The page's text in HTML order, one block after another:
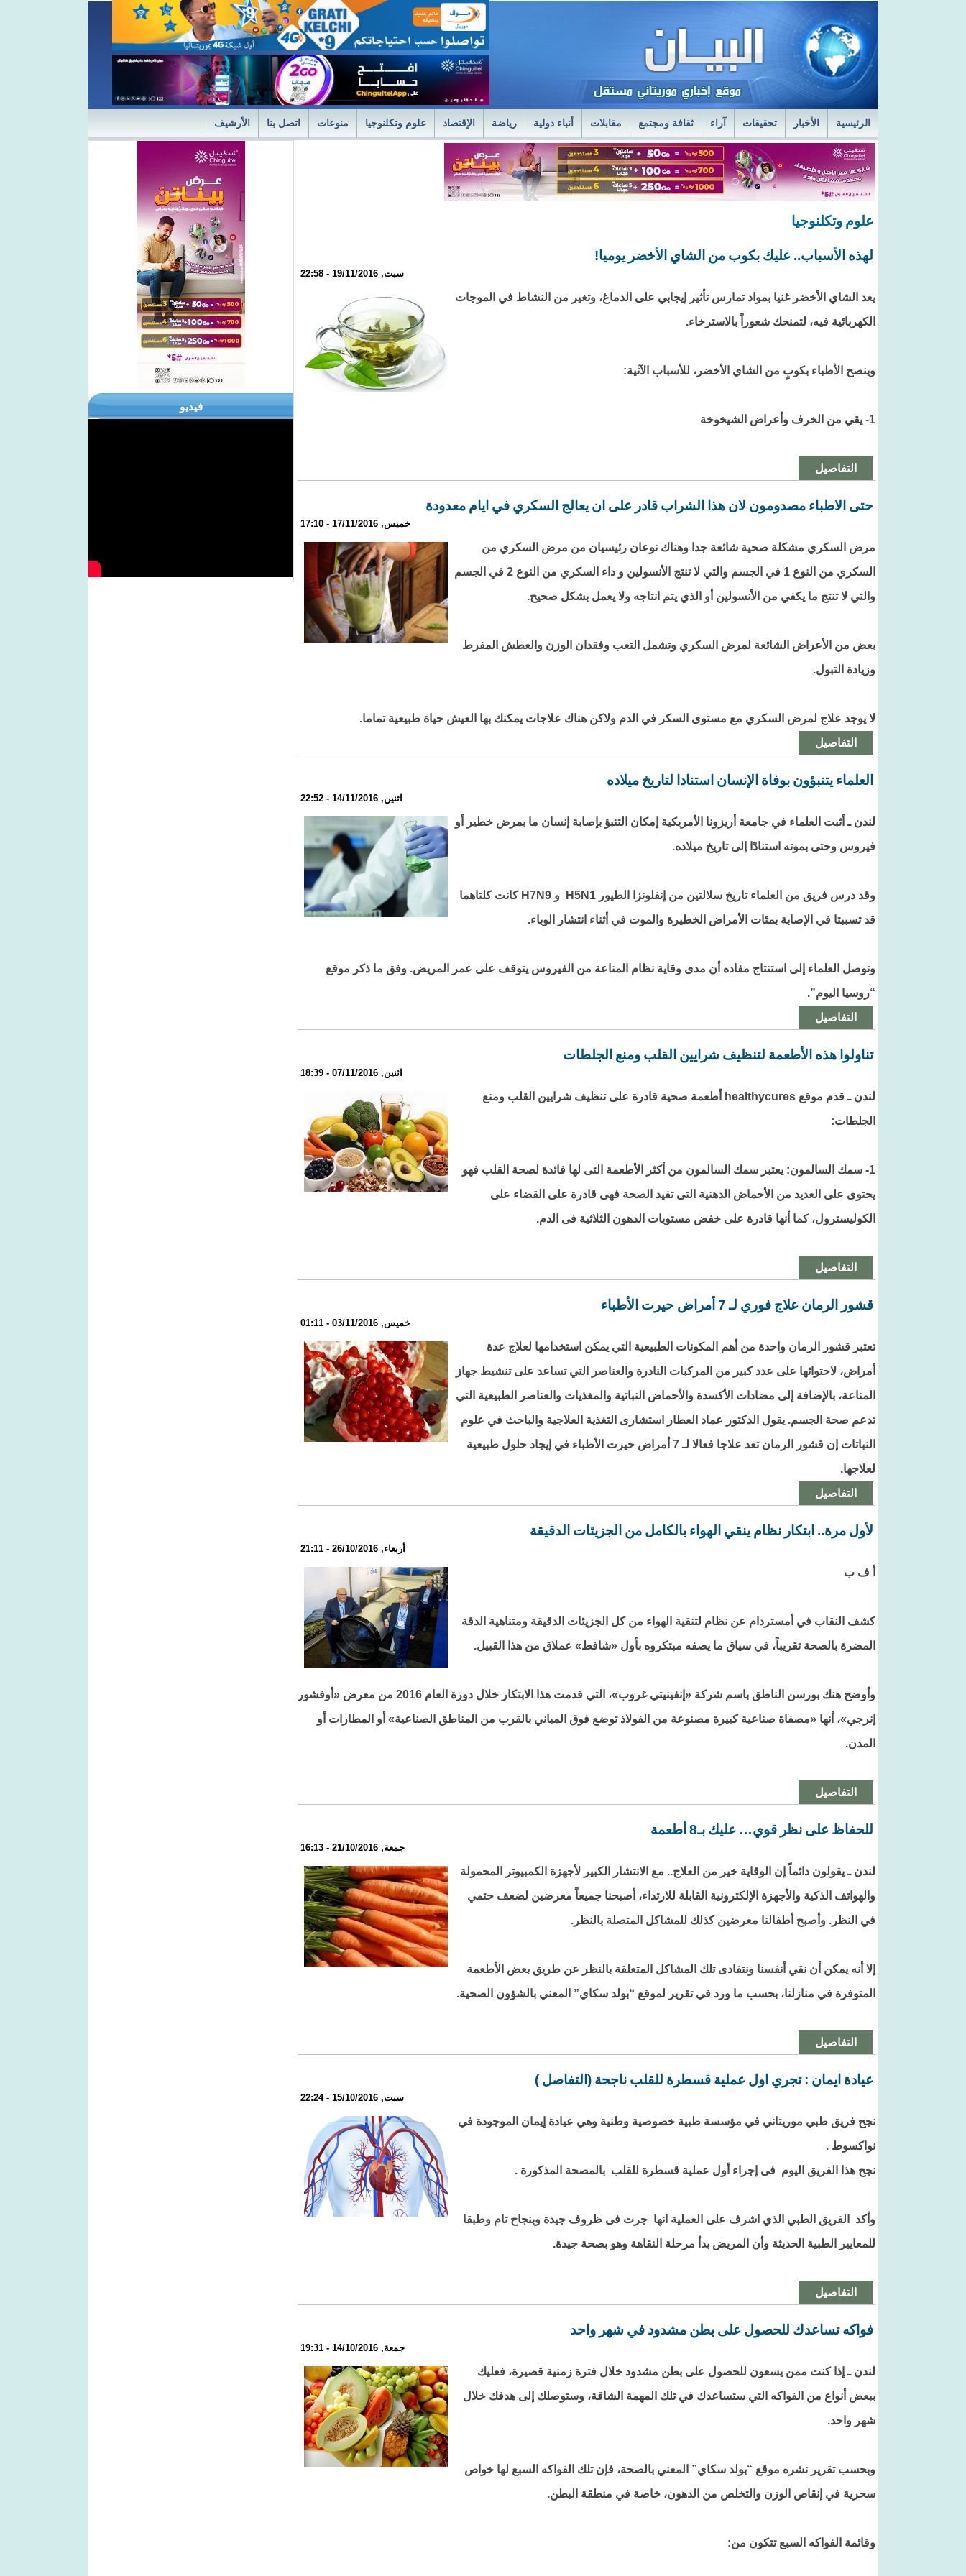
الرئيسية الأخبار تحقيقات آراء ثقافة ومجتمع مقابلات أنباء دولية رياضة الإقتصاد علوم وتكلنوجيا منوعات اتصل بنا الأرشيف
السفير الروسي في نواكشوط يزور مركز الصحراء المستشفى العسكري بنواكشوط يعلن استئناف علاج حصى الكلى بتقنية الليزر الحديثة
قائد أركان الجيوش يعاين الخدمات الطبية في المستشفى العسكري وزير الصحةً يترأس اجتماعا استثنائيا للديوان الموسع لتسليم جوائز "التميز" في نسختها الأولى 2024
فيديو
علوم وتكلنوجيا
لهذه الأسباب.. عليك بكوب من الشاي الأخضر يوميا!
سبت, 19/11/2016 - 22:58
يعد الشاي الأخضر غنيا بمواد تمارس تأثير إيجابي على الدماغ، وتغير من النشاط في الموجات
الكهربائية فيه، لتمنحك شعوراً بالاسترخاء.
وينصح الأطباء بكوبٍ من الشاي الأخضر، للأسباب الآتية:
1- يقي من الخرف وأعراض الشيخوخة
التفاصيل
حتى الاطباء مصدومون لان هذا الشراب قادر على ان يعالج السكري في ايام معدودة
خميس, 17/11/2016 - 17:10
مرض السكري مشكلة صحية شائعة جدا وهناك نوعان رئيسيان من مرض السكري من
السكري من النوع 1 في الجسم والتي لا تنتج الأنسولين و داء السكري من النوع 2 في الجسم
والتي لا تنتج ما يكفي من الأنسولين أو الذي يتم انتاجه ولا يعمل بشكل صحيح.
بعض من الأعراض الشائعة لمرض السكري وتشمل التعب وفقدان الوزن والعطش المفرط
وزيادة التبول.
لا يوجد علاج لمرض السكري مع مستوى السكر في الدم ولاكن هناك علاجات يمكنك بها العيش حياة طبيعية تماما.
التفاصيل
العلماء يتنبؤون بوفاة الإنسان استنادا لتاريخ ميلاده
اثنين, 14/11/2016 - 22:52
لندن ـ أثبت العلماء في جامعة أريزونا الأمريكية إمكان التنبؤ بإصابة إنسان ما بمرض خطير أو
فيروس وحتى بموته استنادًا إلى تاريخ ميلاده.
وقد درس فريق من العلماء تاريخ سلالتين من إنفلونزا الطيور H5N1 و H7N9 كانت كلتاهما
قد تسببتا في الإصابة بمئات الأمراض الخطيرة والموت في أثناء انتشار الوباء.
وتوصل العلماء إلى استنتاج مفاده أن مدى وقاية نظام المناعة من الفيروس يتوقف على عمر المريض. وفق ما ذكر موقع
“روسيا اليوم”.
التفاصيل
تناولوا هذه الأطعمة لتنظيف شرايين القلب ومنع الجلطات
اثنين, 07/11/2016 - 18:39
لندن ـ قدم موقع healthycures أطعمة صحية قادرة على تنظيف شرايين القلب ومنع
الجلطات:
1- سمك السالمون: يعتبر سمك السالمون من أكثر الأطعمة التى لها فائدة لصحة القلب فهو
يحتوى على العديد من الأحماض الدهنية التى تفيد الصحة فهى قادرة على القضاء على
الكوليسترول، كما أنها قادرة على خفض مستويات الدهون الثلاثية فى الدم.
التفاصيل
قشور الرمان علاج فوري لـ 7 أمراض حيرت الأطباء
خميس, 03/11/2016 - 01:11
تعتبر قشور الرمان واحدة من أهم المكونات الطبيعية التي يمكن استخدامها لعلاج عدة
أمراض، لاحتوائها على عدد كبير من المركبات النادرة والعناصر التي تساعد على تنشيط جهاز
المناعة، بالإضافة إلى مضادات الأكسدة والأحماض النباتية والمغذيات والعناصر الطبيعية التي
تدعم صحة الجسم. يقول الدكتور عماد العطار استشارى التغذية العلاجية والباحث في علوم
النباتات إن قشور الرمان تعد علاجا فعالا لـ 7 أمراض حيرت الأطباء في إيجاد حلول طبيعية
لعلاجها.
التفاصيل
لأول مرة.. ابتكار نظام ينقي الهواء بالكامل من الجزيئات الدقيقة
أربعاء, 26/10/2016 - 21:11
أ ف ب
كشف النقاب في أمستردام عن نظام لتنقية الهواء من كل الجزيئات الدقيقة ومتناهية الدقة
المضرة بالصحة تقريباً، في سياق ما يصفه مبتكروه بأول «شافط» عملاق من هذا القبيل.
وأوضح هنك بورسن الناطق باسم شركة «إنفينيتي غروب»، التي قدمت هذا الابتكار خلال دورة العام 2016 من معرض «أوفشور
إنرجي»، أنها «مصفاة صناعية كبيرة مصنوعة من الفولاذ توضع فوق المباني بالقرب من المناطق الصناعية» أو المطارات أو
المدن.
التفاصيل
للحفاظ على نظر قوي… عليك بـ8 أطعمة
جمعة, 21/10/2016 - 16:13
لندن ـ يقولون دائماً إن الوقاية خير من العلاج.. مع الانتشار الكبير لأجهزة الكمبيوتر المحمولة
والهواتف الذكية والأجهزة الإلكترونية القابلة للارتداء، أصبحنا جميعاً معرضين لضعف حتمي
في النظر. وأصبح أطفالنا معرضين كذلك للمشاكل المتصلة بالنظر.
إلا أنه يمكن أن نقي أنفسنا ونتفادى تلك المشاكل المتعلقة بالنظر عن طريق بعض الأطعمة
المتوفرة في منازلنا، بحسب ما ورد في تقرير لموقع “بولد سكاي” المعني بالشؤون الصحية.
التفاصيل
عيادة ايمان : تجري اول عملية قسطرة للقلب ناجحة (التفاصل )
سبت, 15/10/2016 - 22:24
نجح فريق طبي موريتاني في مؤسسة طبية خصوصية وطنية وهي عيادة إيمان الموجودة في
نواكسوط .
نجح هذا الفريق اليوم فى إجراء أول عملية قسطرة للقلب بالمصحة المذكورة .
وأكد الفريق الطبي الذي اشرف على العملية انها جرت فى ظروف جيدة وبنجاح تام وطبقا
للمعايير الطبية الحديثة وأن المريض بدأ مرحلة النقاهة وهو بصحة جيدة.
التفاصيل
فواكه تساعدك للحصول على بطن مشدود في شهر واحد
جمعة, 14/10/2016 - 19:31
لندن ـ إذا كنت ممن يسعون للحصول على بطن مشدود خلال فترة زمنية قصيرة، فعليك
ببعض أنواع من الفواكه التي ستساعدك في تلك المهمة الشاقة، وستوصلك إلى هدفك خلال
شهر واحد.
وبحسب تقرير نشره موقع “بولد سكاي” المعني بالصحة، فإن تلك الفواكه السبع لها خواص
سحرية في إنقاص الوزن والتخلص من الدهون، خاصة في منطقة البطن.
وقائمة الفواكه السبع تتكون من: